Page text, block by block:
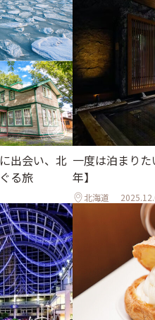
出会い、北
る旅
一度は泊まり
年】
北海道